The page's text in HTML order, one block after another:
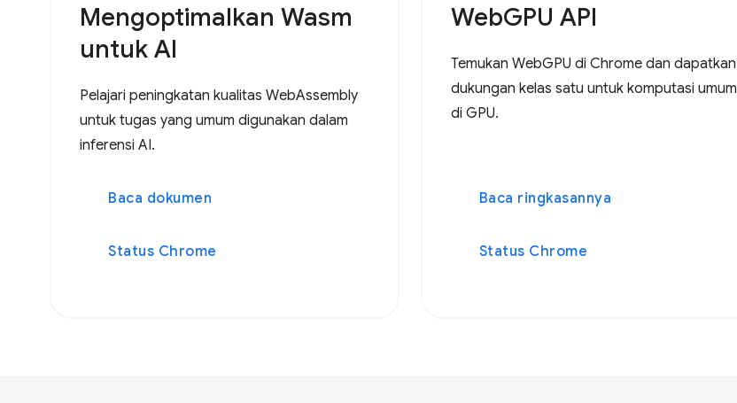
Mengoptimalkan Wasm
untuk AI
Pelajari peningkatan kualitas WebAssembly
untuk tugas yang umum digunakan dalam
inferensi AI.
Baca dokumen
Status Chrome
WebGPU API
Temukan WebGPU di Chrome dan dapatkan
dukungan kelas satu untuk komputasi umum
di GPU.
Baca ringkasannya
Status Chrome